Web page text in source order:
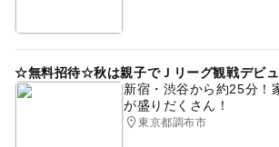
☆無料招待☆秋は親子でＪリーグ観戦デビュ
新宿・渋谷から約25分！
が盛りだくさん！
東京都調布市